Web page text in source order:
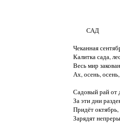
         САД
Чеканная
Калитка сада,
Весь мир
Ах, осень,
Садовый рай от
За эти дни
Придёт октябрь,
Зарядят